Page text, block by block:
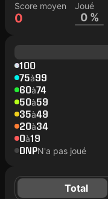
Score moyen
0
Joué
0 %
100
75à99
60à74
50à59
35à49
20à34
0à19
DNPN'a pas joué
Total